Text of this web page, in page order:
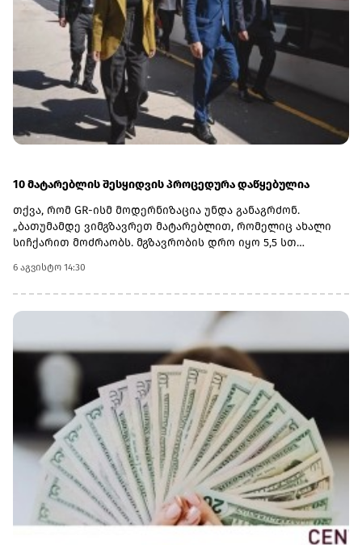
10 მატარებლის შესყიდვის პროცედურა დაწყებულია
თქვა, რომ GR-ისმ მოდერნიზაცია უნდა განაგრძონ.
„ბათუმამდე ვიმგზავრეთ მატარებლით, რომელიც ახალი
სიჩქარით მოძრაობს. მგზავრობის დრო იყო 5,5 სთ
ცვლილებები განხორციელდა. კიდევ ძალიან ბევრი რამ
არის დაგეგმილი, რაზეც საზოგადოებას პერიოდულად
ვაწვდიდით ინფორმაციას. ყველა რეფორმა სათანადო
ვადებში განხორციელდება“, - განაცხადა ირაკლი
კობახიძემ.მთავრობის ადმინისტრაციის ინფორმაციით,
გაუმჯობესდა GR-ის ინფრასტრუქტურა, სრულად
რეაბილიტირებულია ლიანდაგი, ცენტრალურ
მაგისტრალზე მოძრავი შემადგენლობებისთვის
შეზღუდვები მოიხსნა.რეაბილიტირებულია სამგზავრო
სადგურებიც. მატარებლები კაპიტალურად რემონტდება.
დაწყებულია 10 ახალი სამგზავრო მატარებლის შესყიდვის
პროცედურები.
6 აგვისტო 14:30